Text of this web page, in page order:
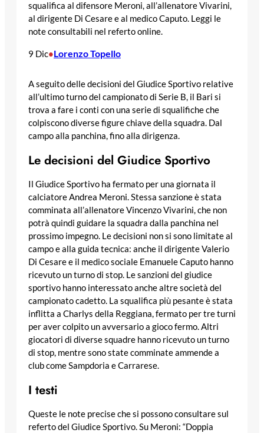
squalifica al difensore Meroni, all’allenatore Vivarini,
al dirigente Di Cesare e al medico Caputo. Leggi le
note consultabili nel referto online.
9 Dic•Lorenzo Topello
A seguito delle decisioni del Giudice Sportivo relative
all’ultimo turno del campionato di Serie B, il Bari si
trova a fare i conti con una serie di squalifiche che
colpiscono diverse figure chiave della squadra. Dal
campo alla panchina, fino alla dirigenza.
Le decisioni del Giudice Sportivo
Il Giudice Sportivo ha fermato per una giornata il
calciatore Andrea Meroni. Stessa sanzione è stata
comminata all’allenatore Vincenzo Vivarini, che non
potrà quindi guidare la squadra dalla panchina nel
prossimo impegno. Le decisioni non si sono limitate al
campo e alla guida tecnica: anche il dirigente Valerio
Di Cesare e il medico sociale Emanuele Caputo hanno
ricevuto un turno di stop. Le sanzioni del giudice
sportivo hanno interessato anche altre società del
campionato cadetto. La squalifica più pesante è stata
inflitta a Charlys della Reggiana, fermato per tre turni
per aver colpito un avversario a gioco fermo. Altri
giocatori di diverse squadre hanno ricevuto un turno
di stop, mentre sono state comminate ammende a
club come Sampdoria e Carrarese.
I testi
Queste le note precise che si possono consultare sul
referto del Giudice Sportivo. Su Meroni: “Doppia